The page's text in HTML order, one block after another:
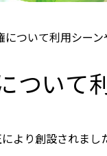
について利用シー
ついて
より創設されま